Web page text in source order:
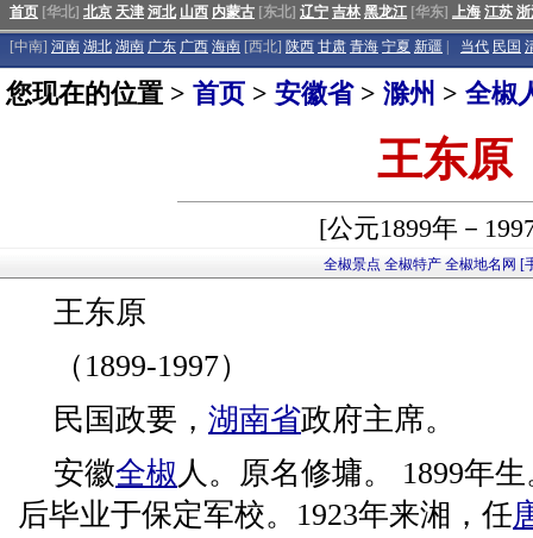
首页 [华北] 北京 天津 河北 山西 内蒙古 [东北] 辽宁 吉林 黑龙江 [华东] 上海 江苏
[中南] 河南 湖北 湖南 广东 广西 海南 [西北] 陕西 甘肃 青海 宁夏 新疆 当代 民国
您现在的位置 > 首页 > 安徽省> 滁州 > 全椒
王东原
[公元1899年－
全椒景点 全椒特产 全椒地名网 [
王东原
（1899-1997）
民国政要， 湖南省政府主席。
安徽全椒 人。原名修墉。 1899年
后毕业于保定军校。1923年来湘，任